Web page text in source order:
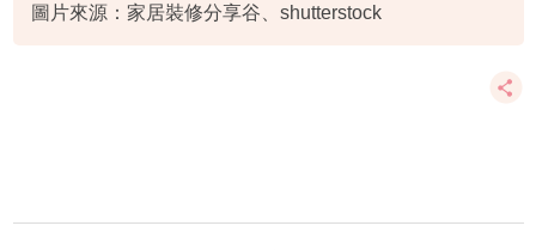
圖片來源：家居裝修分享谷、shutterstock